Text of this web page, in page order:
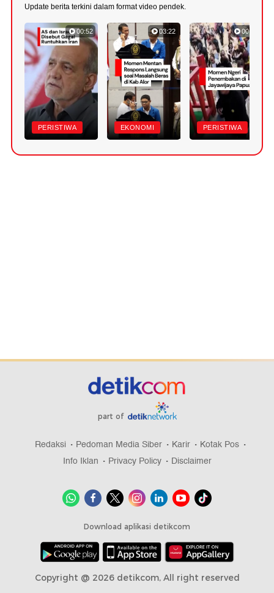
Update berita terkini dalam format video pendek.
00:52
PERISTIWA
03:22
EKONOMI
00:42
PERISTIWA
part of
Redaksi Pedoman Media Siber Karir
Kotak Pos
Info Iklan
Privacy Policy Disclaimer
Download aplikasi detikcom
Copyright @ 2026 detikcom, All right reserved